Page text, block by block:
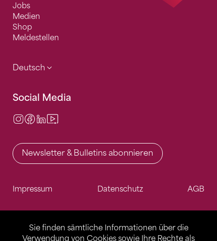
Sie finden sämtliche Informationen über die
Verwendung von Cookies sowie Ihre Rechte als
Jobs
Medien
Shop
Meldestellen
Deutsch
Social Media
Instagram
Facebook
LinkedIn
Newsletter & Bulletins abonnieren
Impressum Datenschutz AGB